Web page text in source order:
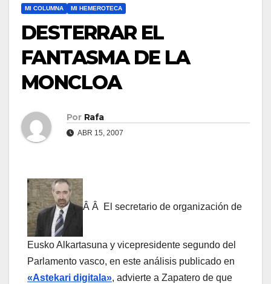
MI COLUMNA MI HEMEROTECA
DESTERRAR EL
FANTASMA DE LA
MONCLOA
Por Rafa
ABR 15, 2007
Â Â El secretario de organización de
Eusko Alkartasuna y vicepresidente segundo del
Parlamento vasco, en este análisis publicado en
«Astekari digitala», advierte a Zapatero de que